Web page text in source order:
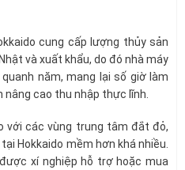
cung cấp lượng thủy sản
và xuất khẩu, do đó nhà máy
năm, mang lại số giờ làm
nâng cao thu nhập thực lĩnh.
với các vùng trung tâm đắt đỏ,
Hokkaido mềm hơn khá nhiều.
xí nghiệp hỗ trợ hoặc mua